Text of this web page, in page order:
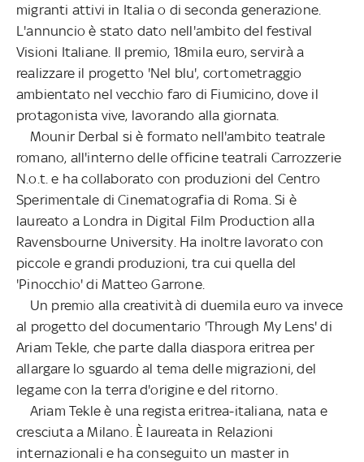
migranti attivi in Italia o di seconda generazione.
L'annuncio è stato dato nell'ambito del festival
Visioni Italiane. Il premio, 18mila euro, servirà a
realizzare il progetto 'Nel blu', cortometraggio
ambientato nel vecchio faro di Fiumicino, dove il
protagonista vive, lavorando alla giornata.
Mounir Derbal si è formato nell'ambito teatrale
romano, all'interno delle officine teatrali Carrozzerie
N.o.t. e ha collaborato con produzioni del Centro
Sperimentale di Cinematografia di Roma. Si è
laureato a Londra in Digital Film Production alla
Ravensbourne University. Ha inoltre lavorato con
piccole e grandi produzioni, tra cui quella del
'Pinocchio' di Matteo Garrone.
Un premio alla creatività di duemila euro va invece
al progetto del documentario 'Through My Lens' di
Ariam Tekle, che parte dalla diaspora eritrea per
allargare lo sguardo al tema delle migrazioni, del
legame con la terra d'origine e del ritorno.
Ariam Tekle è una regista eritrea-italiana, nata e
cresciuta a Milano. È laureata in Relazioni
internazionali e ha conseguito un master in